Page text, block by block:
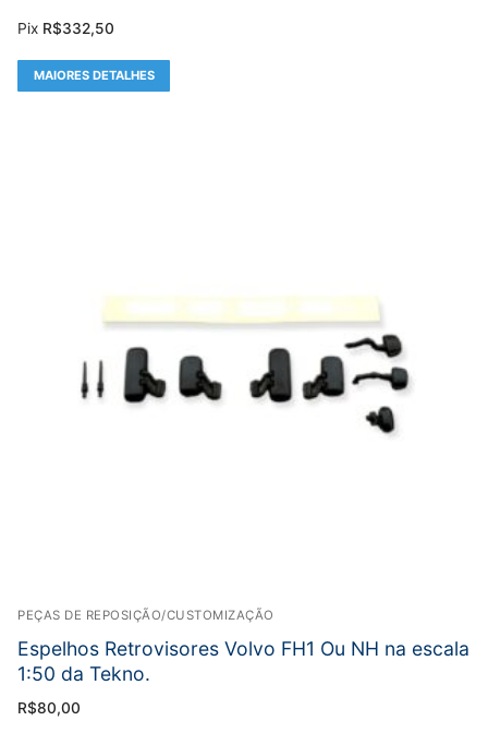
Pix R$332,50
MAIORES DETALHES
PEÇAS DE REPOSIÇÃO/CUSTOMIZAÇÃO
Espelhos Retrovisores Volvo FH1 Ou NH na escala
1:50 da Tekno.
R$80,00